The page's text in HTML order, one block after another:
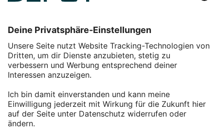
Service
Über DEPOT
Kontakt